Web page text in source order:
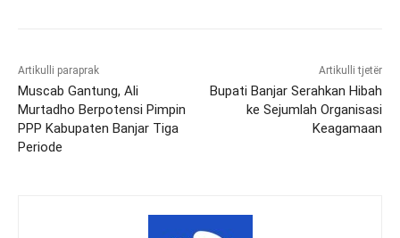
Artikulli paraprak
Muscab Gantung, Ali
Murtadho Berpotensi Pimpin
PPP Kabupaten Banjar Tiga
Periode
Artikulli tjetër
Bupati Banjar Serahkan Hibah
ke Sejumlah Organisasi
Keagamaan